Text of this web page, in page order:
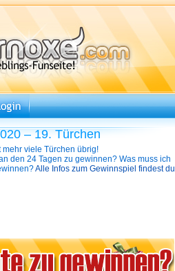
– 19. Türchen
mehr viele Türchen übrig!
den 24 Tagen zu gewinnen? Was muss ich
Alle Infos zum Gewinnspiel findest du